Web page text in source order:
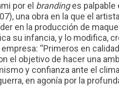
por el brandinges palpable
una obra en la que el
en la producción de
su infancia, y lo modifica,
“Primeros en
el objetivo de hacer una
y confianza ante el
en agonía por la